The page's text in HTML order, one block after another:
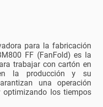
para la fabricación
FF (FanFold) es la
trabajar con cartón en
la producción y su
una operación
optimizando los tiempos